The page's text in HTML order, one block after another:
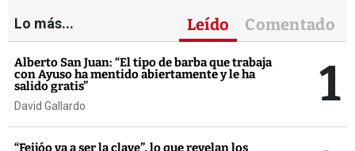
Lo más... Leído Comentado
Alberto San Juan: “El tipo de barba que trabaja
con Ayuso ha mentido abiertamente y le ha
salido gratis”
David Gallardo 1
“Feijóo va a ser la clave”, lo que revelan los